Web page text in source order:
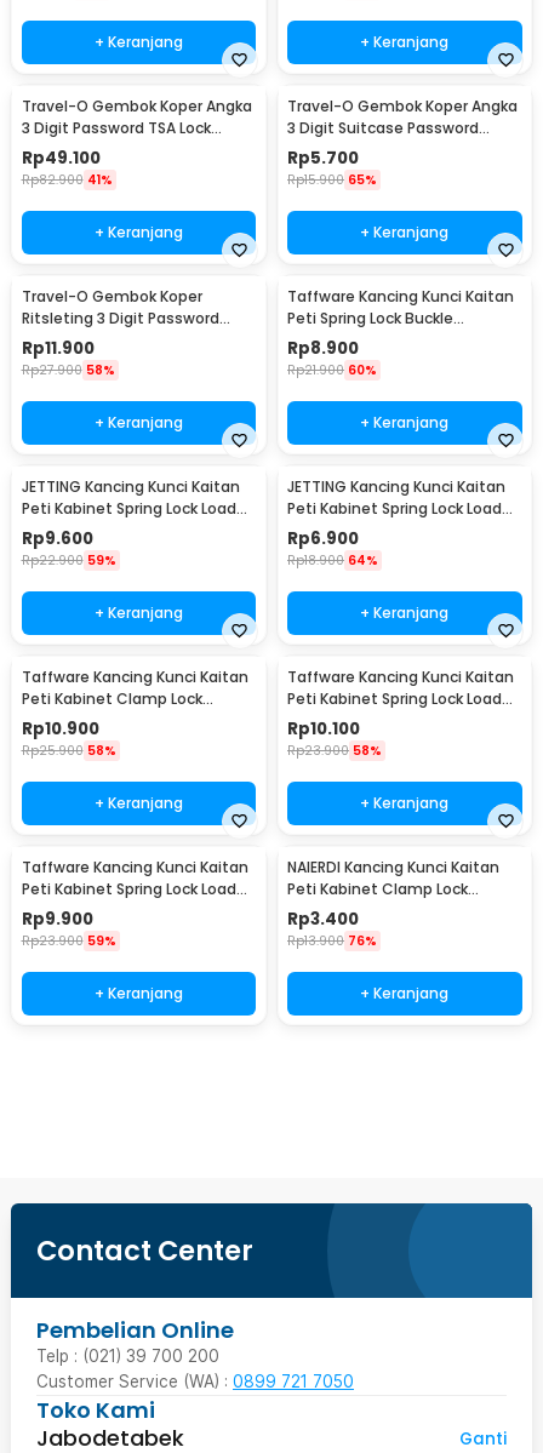
+ Keranjang + Keranjang
Travel-O Gembok Koper Angka
3 Digit Password TSA Lock
Suitcase Luggage - TSA-530
Rp49.100
Rp82.900 41%
+ Keranjang
Travel-O Gembok Koper Angka
3 Digit Suitcase Password
Safety Lock - NTA-520
Rp5.700
Rp15.900 65%
+ Keranjang
Travel-O Gembok Koper
Ritsleting 3 Digit Password
Suitcase Zipper Lock - NTA-320
Rp11.900
Rp27.900 58%
+ Keranjang
Taffware Kancing Kunci Kaitan
Peti Spring Lock Buckle
Stainless Steel - J108
Rp8.900
Rp21.900 60%
+ Keranjang
JETTING Kancing Kunci Kaitan
Peti Kabinet Spring Lock Loaded
Buckle - L104
Rp9.600
Rp22.900 59%
+ Keranjang
JETTING Kancing Kunci Kaitan
Peti Kabinet Spring Lock Loaded
Buckle - L106
Rp6.900
Rp18.900 64%
+ Keranjang
Taffware Kancing Kunci Kaitan
Peti Kabinet Clamp Lock
Loaded Buckle - J504
Rp10.900
Rp25.900 58%
+ Keranjang
Taffware Kancing Kunci Kaitan
Peti Kabinet Spring Lock Loaded
Buckle - L103
Rp10.100
Rp23.900 58%
+ Keranjang
Taffware Kancing Kunci Kaitan
Peti Kabinet Spring Lock Loaded
Buckle Type A - A3
Rp9.900
Rp23.900 59%
+ Keranjang
NAIERDI Kancing Kunci Kaitan
Peti Kabinet Clamp Lock
Loaded Buckle - J401
Rp3.400
Rp13.900 76%
+ Keranjang
Contact Center
Pembelian Online
Telp : (021) 39 700 200
Customer Service (WA) : 0899 721 7050
Toko Kami
Jabodetabek
Ganti